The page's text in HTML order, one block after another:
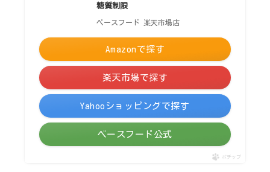
糖質制限
ベースフード 楽天市場店
Amazonで探す
楽天市場で探す
Yahooショッピングで探す
ベースフード公式
ポチップ